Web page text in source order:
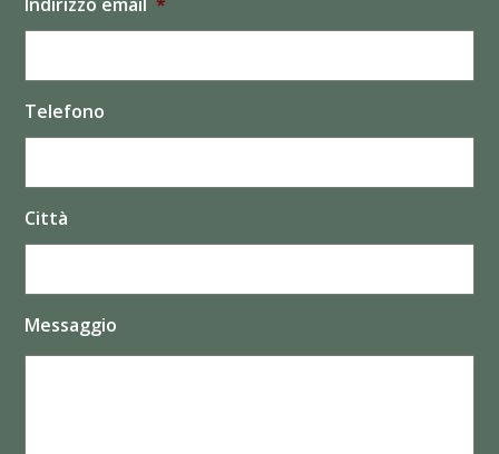
Telefono
Città
Messaggio